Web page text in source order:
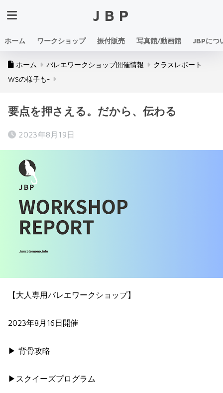
JBP
ホーム ワークショップ 振付販売 写真館/動画館 JBPにつ
ホーム バレエワークショップ開催情報
クラスレポート-
WSの様子も-
要点を押さえる。だから、伝わる
2023年8月19日
【大人専用バレエワークショップ】
2023年8月16日開催
▶︎ 背骨攻略
▶︎スクイーズプログラム